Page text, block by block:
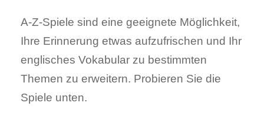
A-Z-Spiele sind eine geeignete Möglichkeit,
Ihre Erinnerung etwas aufzufrischen und Ihr
englisches Vokabular zu bestimmten
Themen zu erweitern. Probieren Sie die
Spiele unten.